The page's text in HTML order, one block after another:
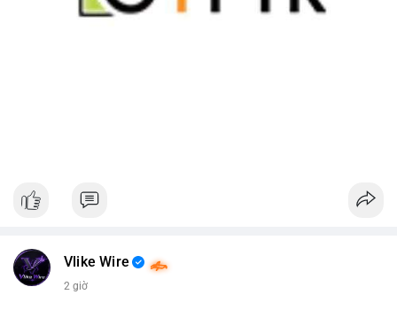
Vlike Wire
2 giờ